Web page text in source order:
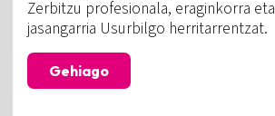
Zerbitzu profesionala, eraginkorra eta
jasangarria Usurbilgo herritarrentzat.
Gehiago